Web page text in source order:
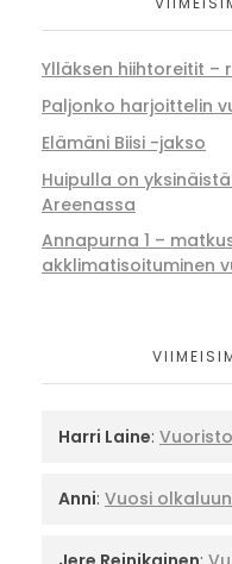
Ylläksen hiihtoreitit –
Paljonko harjoittelin
Elämäni Biisi -jakso
Huipulla on
Areenassa
Annapurna 1 –
akklimatisoituminen
Harri Laine:
Anni: Vuosi